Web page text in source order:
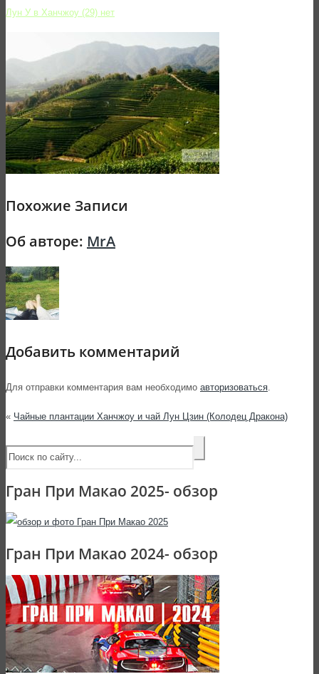
Лун У в Ханчжоу (29) нет
Похожие Записи
Об авторе: MrA
Добавить комментарий
Для отправки комментария вам необходимо авторизоваться.
« Чайные плантации Ханчжоу и чай Лун Цзин (Колодец Дракона)
Гран При Макао 2025- обзор
Гран При Макао 2024- обзор